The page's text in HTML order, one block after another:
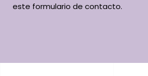
este formulario de contacto.